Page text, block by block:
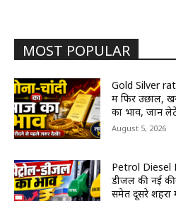
MOST POPULAR
Gold Silver
में फिर उछाल,
का भाव, जानें
August 5, 2026
Petrol Diesel
डीजल की नई
समेत दूसरे शहरों